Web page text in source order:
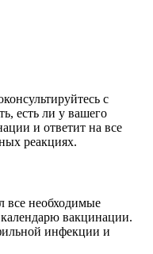
с
есть ли у вашего
и ответит на все
реакциях.
все необходимые
вакцинации.
инфекции и